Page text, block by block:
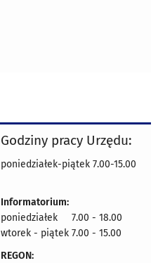
Godziny pracy Urzędu:
poniedziałek-piątek 7.00-15.00
Informatorium:
poniedziałek 7.00 - 18.00
wtorek - piątek 7.00 - 15.00
REGON: